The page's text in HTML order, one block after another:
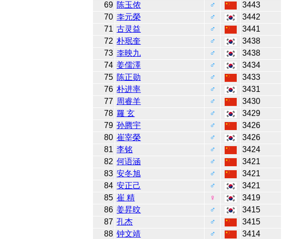
69 陈玉侬 ♂
3443
70 李元榮 ♂
3442
71 古灵益 ♂
3441
72 朴珉奎 ♂
3438
73 李映九 ♂
3438
74 姜儒澤 ♂
3434
75 陈正勋 ♂
3433
76 朴进率 ♂
3431
77 周睿羊 ♂
3430
78 羅 玄 ♂
3429
79 孙腾宇 ♂
3426
80 崔宰榮 ♂
3426
81 李铭 ♂
3424
82 何语涵 ♂
3421
83 安冬旭 ♂
3421
84 安正己 ♂
3421
85 崔 精 ♀
3419
86 姜昇旼 ♂
3415
87 孔杰 ♂
3415
88 钟文靖 ♂
3414